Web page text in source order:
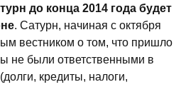
до конца 2014 года будет
. Сатурн, начиная с октября
вестником о том, что пришло
не были ответственными в
кредиты, налоги,